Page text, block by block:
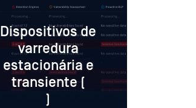
Dispositivos de
varredura
estacionária e
transiente (
)